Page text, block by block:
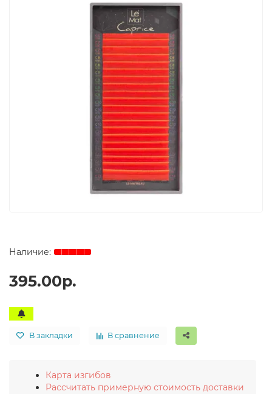
395.00р.
В закладки В сравнение
Карта изгибов
Рассчитать примерную стоимость доставки